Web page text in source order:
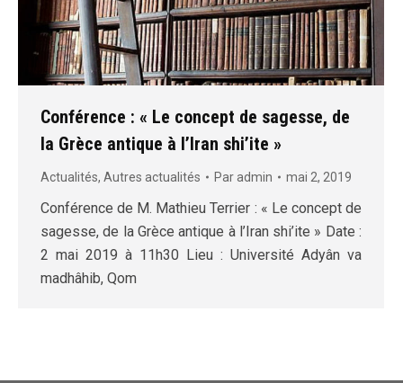
Conférence : « Le concept de sagesse, de
la Grèce antique à l’Iran shi’ite »
Actualités, Autres actualités Par admin mai 2, 2019
Conférence de M. Mathieu Terrier : « Le concept de
sagesse, de la Grèce antique à l’Iran shi’ite » Date :
2 mai 2019 à 11h30 Lieu : Université Adyân va
madhâhib, Qom